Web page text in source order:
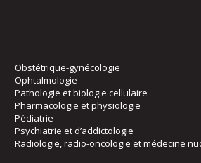
Obstétrique-gynécologie
Ophtalmologie
Pathologie et biologie cellulaire
Pharmacologie et physiologie
Pédiatrie
Psychiatrie et d’addictologie
Radiologie, radio-oncologie et médecine